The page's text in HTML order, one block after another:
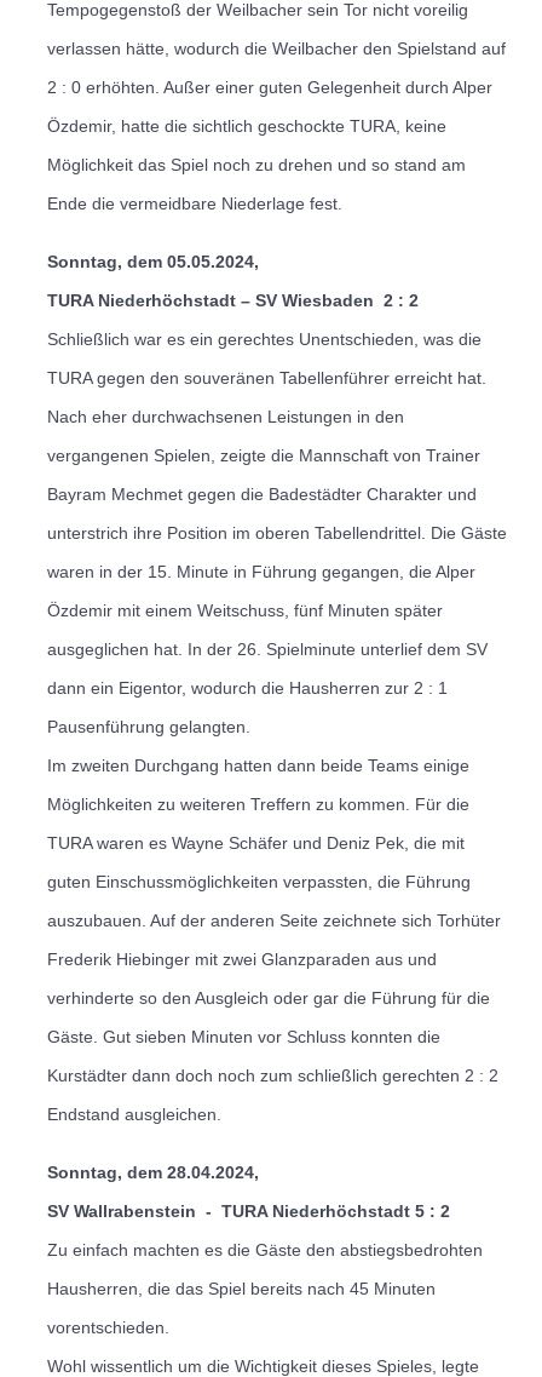
Tempogegenstoß der Weilbacher sein Tor nicht voreilig
verlassen hätte, wodurch die Weilbacher den Spielstand auf
2 : 0 erhöhten. Außer einer guten Gelegenheit durch Alper
Özdemir, hatte die sichtlich geschockte TURA, keine
Möglichkeit das Spiel noch zu drehen und so stand am
Ende die vermeidbare Niederlage fest.
Sonntag, dem 05.05.2024,
TURA Niederhöchstadt – SV Wiesbaden 2 : 2
Schließlich war es ein gerechtes Unentschieden, was die
TURA gegen den souveränen Tabellenführer erreicht hat.
Nach eher durchwachsenen Leistungen in den
vergangenen Spielen, zeigte die Mannschaft von Trainer
Bayram Mechmet gegen die Badestädter Charakter und
unterstrich ihre Position im oberen Tabellendrittel. Die Gäste
waren in der 15. Minute in Führung gegangen, die Alper
Özdemir mit einem Weitschuss, fünf Minuten später
ausgeglichen hat. In der 26. Spielminute unterlief dem SV
dann ein Eigentor, wodurch die Hausherren zur 2 : 1
Pausenführung gelangten.
Im zweiten Durchgang hatten dann beide Teams einige
Möglichkeiten zu weiteren Treffern zu kommen. Für die
TURA waren es Wayne Schäfer und Deniz Pek, die mit
guten Einschussmöglichkeiten verpassten, die Führung
auszubauen. Auf der anderen Seite zeichnete sich Torhüter
Frederik Hiebinger mit zwei Glanzparaden aus und
verhinderte so den Ausgleich oder gar die Führung für die
Gäste. Gut sieben Minuten vor Schluss konnten die
Kurstädter dann doch noch zum schließlich gerechten 2 : 2
Endstand ausgleichen.
Sonntag, dem 28.04.2024,
SV Wallrabenstein - TURA Niederhöchstadt 5 : 2
Zu einfach machten es die Gäste den abstiegsbedrohten
Hausherren, die das Spiel bereits nach 45 Minuten
vorentschieden.
Wohl wissentlich um die Wichtigkeit dieses Spieles, legte